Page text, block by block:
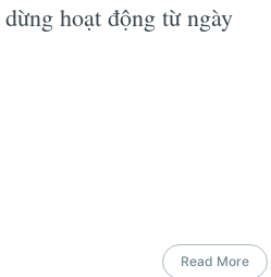
hoạt động từ ngày
Read More